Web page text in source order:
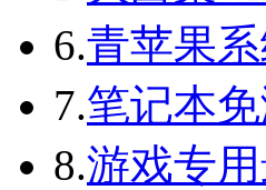
6.青苹果
7.笔记本
8.游戏专